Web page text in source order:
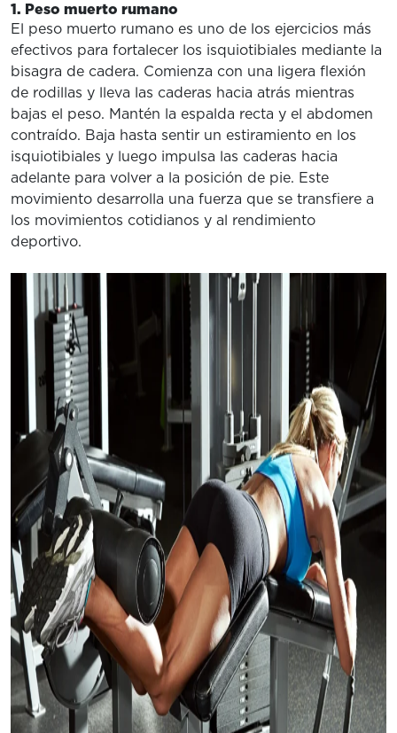
1. Peso muerto rumano
El peso muerto rumano es uno de los ejercicios más
efectivos para fortalecer los isquiotibiales mediante la
bisagra de cadera. Comienza con una ligera flexión
de rodillas y lleva las caderas hacia atrás mientras
bajas el peso. Mantén la espalda recta y el abdomen
contraído. Baja hasta sentir un estiramiento en los
isquiotibiales y luego impulsa las caderas hacia
adelante para volver a la posición de pie. Este
movimiento desarrolla una fuerza que se transfiere a
los movimientos cotidianos y al rendimiento
deportivo.